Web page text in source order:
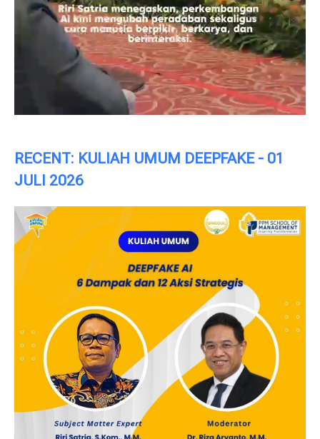
RECENT: KULIAH UMUM DEEPFAKE - 01
JULI 2026